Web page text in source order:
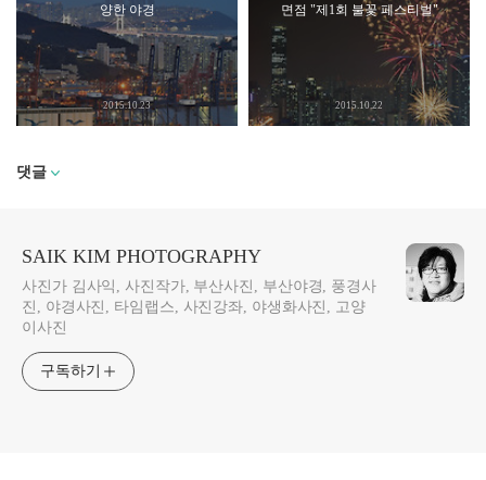
양한 야경
2015.10.23
면점 "제1회 불꽃 페스티벌"
2015.10.22
댓글
SAIK KIM PHOTOGRAPHY
사진가 김사익, 사진작가, 부산사진, 부산야경, 풍경사
진, 야경사진, 타임랩스, 사진강좌, 야생화사진, 고양
이사진
구독하기